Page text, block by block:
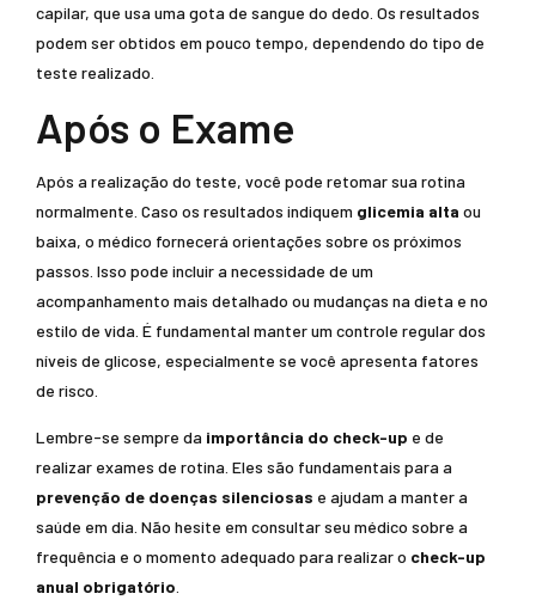
capilar, que usa uma gota de sangue do dedo. Os resultados
podem ser obtidos em pouco tempo, dependendo do tipo de
teste realizado.
Após o Exame
Após a realização do teste, você pode retomar sua rotina
normalmente. Caso os resultados indiquem glicemia alta ou
baixa, o médico fornecerá orientações sobre os próximos
passos. Isso pode incluir a necessidade de um
acompanhamento mais detalhado ou mudanças na dieta e no
estilo de vida. É fundamental manter um controle regular dos
níveis de glicose, especialmente se você apresenta fatores
de risco.
Lembre-se sempre da importância do check-up e de
realizar exames de rotina. Eles são fundamentais para a
prevenção de doenças silenciosas e ajudam a manter a
saúde em dia. Não hesite em consultar seu médico sobre a
frequência e o momento adequado para realizar o check-up
anual obrigatório